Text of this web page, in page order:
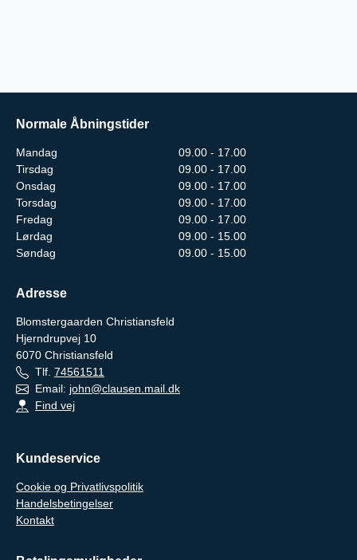
Normale Åbningstider
Mandag
09.00 - 17.00
Tirsdag
09.00 - 17.00
Onsdag
09.00 - 17.00
Torsdag
09.00 - 17.00
Fredag
09.00 - 17.00
Lørdag
09.00 - 15.00
Søndag
09.00 - 15.00
Adresse
Blomstergaarden Christiansfeld
Hjerndrupvej 10
6070 Christiansfeld
Tlf. 74561511
Email: john@clausen.mail.dk
Find vej
Kundeservice
Cookie og Privatlivspolitik
Handelsbetingelser
Kontakt